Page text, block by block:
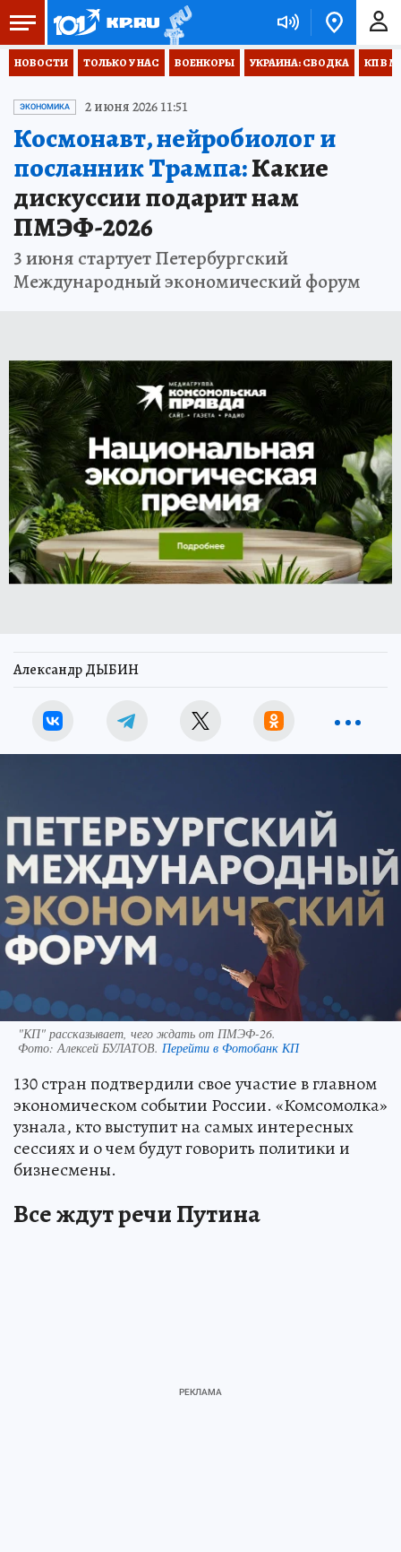
НОВОСТИ ТОЛЬКО У НАС ВОЕНКОРЫ УКРАИНА: СВОДКА КП В
ЭКОНОМИКА 2 июня 2026 11:51
Космонавт, нейробиолог и
посланник Трампа:Какие
дискуссии подарит нам
ПМЭФ-2026
3 июня стартует Петербургский
Международный экономический форум
Александр ДЫБИН
"КП" рассказывает, чего ждать от ПМЭФ-26.
Фото: Алексей БУЛАТОВ. Перейти в Фотобанк КП
130 стран подтвердили свое участие в главном
экономическом событии России. «Комсомолка»
узнала, кто выступит на самых интересных
сессиях и о чем будут говорить политики и
бизнесмены.
Все ждут речи Путина